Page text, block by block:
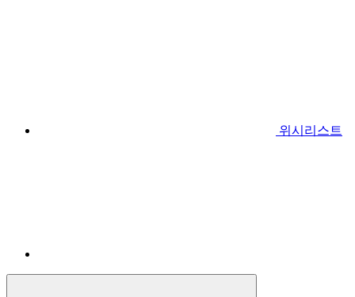
위시리스트